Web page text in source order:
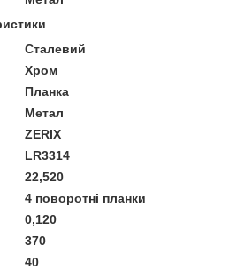
Сталевий
Хром
Планка
Метал
ZERIX
LR3314
22,520
4 поворотні планки
0,120
370
40